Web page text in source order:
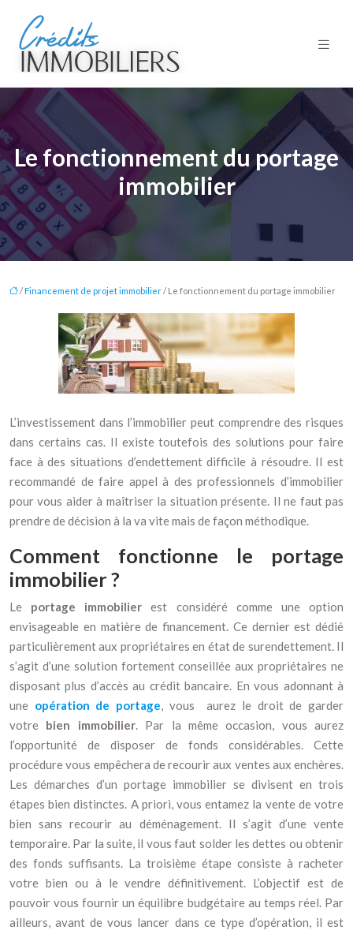
Le fonctionnement du portage
immobilier
/Financement de projet immobilier/ Le fonctionnement du portage immobilier
L’investissement dans l’immobilier peut comprendre des risques
dans certains cas. Il existe toutefois des solutions pour faire
face à des situations d’endettement difficile à résoudre. Il est
recommandé de faire appel à des professionnels d’immobilier
pour vous aider à maîtriser la situation présente. Il ne faut pas
prendre de décision à la va vite mais de façon méthodique.
Comment fonctionne le portage
immobilier ?
Le portage immobilier est considéré comme une option
envisageable en matière de financement. Ce dernier est dédié
particulièrement aux propriétaires en état de surendettement. Il
s’agit d’une solution fortement conseillée aux propriétaires ne
disposant plus d’accès au crédit bancaire. En vous adonnant à
une opération de portage, vous aurez le droit de garder
votre bien immobilier. Par la même occasion, vous aurez
l’opportunité de disposer de fonds considérables. Cette
procédure vous empêchera de recourir aux ventes aux enchères.
Les démarches d’un portage immobilier se divisent en trois
étapes bien distinctes. A priori, vous entamez la vente de votre
bien sans recourir au déménagement. Il s’agit d’une vente
temporaire. Par la suite, il vous faut solder les dettes ou obtenir
des fonds suffisants. La troisième étape consiste à racheter
votre bien ou à le vendre définitivement. L’objectif est de
pouvoir vous fournir un équilibre budgétaire au temps réel. Par
ailleurs, avant de vous lancer dans ce type d’opération, il est